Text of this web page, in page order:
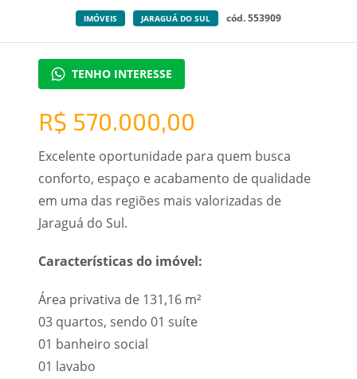
IMÓVEIS JARAGUÁ DO SUL cód. 553909
TENHO INTERESSE
R$ 570.000,00
Excelente oportunidade para quem busca
conforto, espaço e acabamento de qualidade
em uma das regiões mais valorizadas de
Jaraguá do Sul.
Características do imóvel:
Área privativa de 131,16 m²
03 quartos, sendo 01 suíte
01 banheiro social
01 lavabo